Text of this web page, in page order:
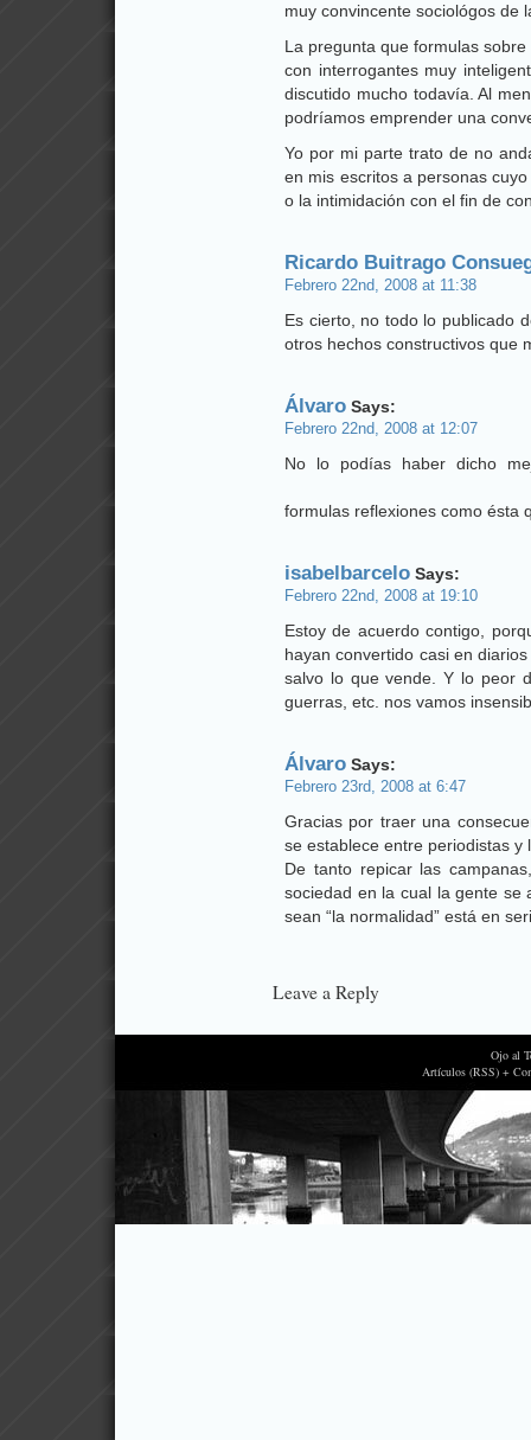
muy convincente sociológos de
La pregunta que formulas
con interrogantes muy
discutido mucho todavía. Al
podríamos emprender una
Yo por mi parte trato de no
en mis escritos a personas
o la intimidación con el fin de
Ricardo Buitrago
Febrero 22nd, 2008 at 11:38
Es cierto, no todo lo publicado
otros hechos constructivos que
Álvaro Says:
Febrero 22nd, 2008 at 12:07
No lo podías haber dicho
formulas reflexiones como ésta
isabelbarcelo Says:
Febrero 22nd, 2008 at 19:10
Estoy de acuerdo contigo,
hayan convertido casi en
salvo lo que vende. Y lo peor
guerras, etc. nos vamos
Álvaro Says:
Febrero 23rd, 2008 at 6:47
Gracias por traer una
se establece entre periodistas y
De tanto repicar las
sociedad en la cual la gente se
sean “la normalidad” está en
Leave a Reply
Ojo al
Artículos (RSS) +